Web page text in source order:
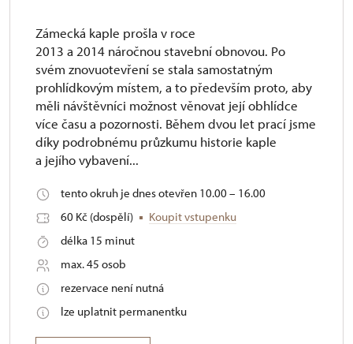
Zámecká kaple prošla v roce
2013 a 2014 náročnou stavební obnovou. Po
svém znovuotevření se stala samostatným
prohlídkovým místem, a to především proto, aby
měli návštěvníci možnost věnovat její obhlídce
více času a pozornosti. Během dvou let prací jsme
díky podrobnému průzkumu historie kaple
a jejího vybavení...
tento okruh je dnes otevřen 10.00 – 16.00
60 Kč (dospělí)
Koupit vstupenku
délka 15 minut
max. 45 osob
rezervace není nutná
lze uplatnit permanentku